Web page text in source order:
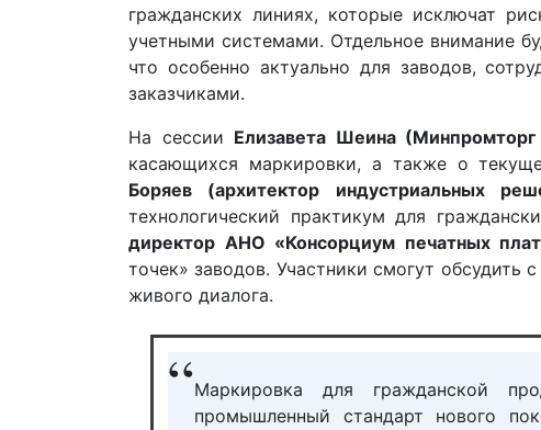
гражданских линиях, которые исключат
учетными системами. Отдельное внимание
что особенно актуально для заводов,
заказчиками.
На сессии Елизавета Шеина
касающихся маркировки, а также о
Боряев (архитектор индустриальных
технологический практикум для
директор АНО «Консорциум печатных
точек» заводов. Участники смогут
живого диалога.
Маркировка для гражданской
промышленный стандарт нового